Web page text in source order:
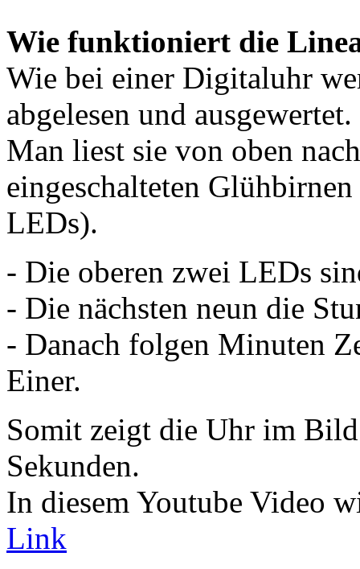
Wie funktioniert die
Wie bei einer Digitaluhr
abgelesen und ausgewertet.
Man liest sie von oben
eingeschalteten
LEDs).
- Die oberen zwei LEDs
- Die nächsten neun die
- Danach folgen Minuten
Einer.
Somit zeigt die Uhr im
Sekunden.
In diesem Youtube Video
Link